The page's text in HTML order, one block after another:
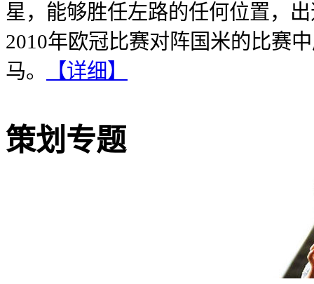
星，能够胜任左路的任何位置，
2010年欧冠比赛对阵国米的比赛
马。
【详细】
策划专题